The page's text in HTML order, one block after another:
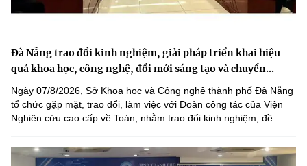
Đà Nẵng trao đổi kinh nghiệm, giải pháp triển khai hiệu
quả khoa học, công nghệ, đổi mới sáng tạo và chuyển...
Ngày 07/8/2026, Sở Khoa học và Công nghệ thành phố Đà Nẵng
tổ chức gặp mặt, trao đổi, làm việc với Đoàn công tác của Viện
Nghiên cứu cao cấp về Toán, nhằm trao đổi kinh nghiệm, đề...